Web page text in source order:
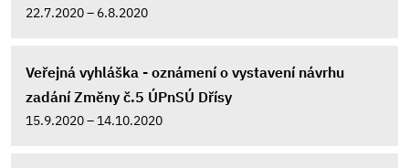
22.7.2020 – 6.8.2020
Veřejná vyhláška - oznámení o vystavení návrhu
zadání Změny č.5 ÚPnSÚ Dřísy
15.9.2020 – 14.10.2020